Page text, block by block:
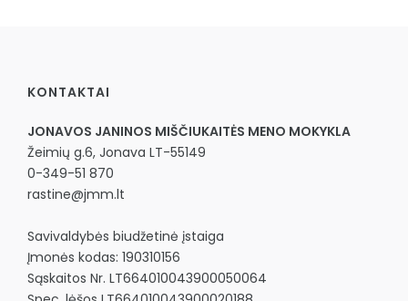
KONTAKTAI
JONAVOS JANINOS MIŠČIUKAITĖS MENO MOKYKLA
Žeimių g.6, Jonava LT-55149
0-349-51 870
rastine@jmm.lt
Savivaldybės biudžetinė įstaiga
Įmonės kodas: 190310156
Sąskaitos Nr. LT664010043900050064